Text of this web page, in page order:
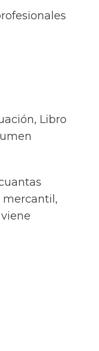
Libro
mercantil,